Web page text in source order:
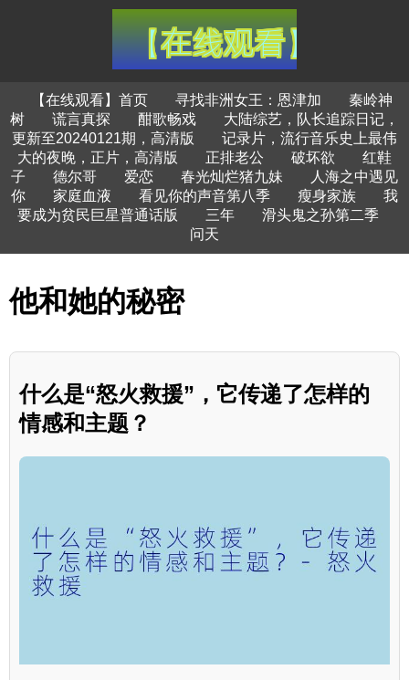
【在线观看】首页 寻找非洲女王：恩津加
秦岭神
树
谎言真探 酣歌畅戏
大陆综艺，队长追踪日记，
更新至20240121期，高清版
记录片，流行音乐史上最伟
大的夜晚，正片，高清版
正排老公 破坏欲
红鞋
子
德尔哥 爱恋 春光灿烂猪九妹
人海之中遇见
你
家庭血液 看见你的声音第八季 瘦身家族
我
要成为贫民巨星普通话版
三年
滑头鬼之孙第二季
问天
他和她的秘密
什么是“怒火救援”，它传递了怎样的
情感和主题？